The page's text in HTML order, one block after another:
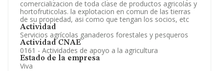
comercializacion de toda clase de productos agricolas y
hortofruticolas. la explotacion en comun de las tierras
de su propiedad, asi como que tengan los socios, etc
Actividad
Servicios agrícolas ganaderos forestales y pesqueros
Actividad CNAE
0161 - Actividades de apoyo a la agricultura
Estado de la empresa
Viva